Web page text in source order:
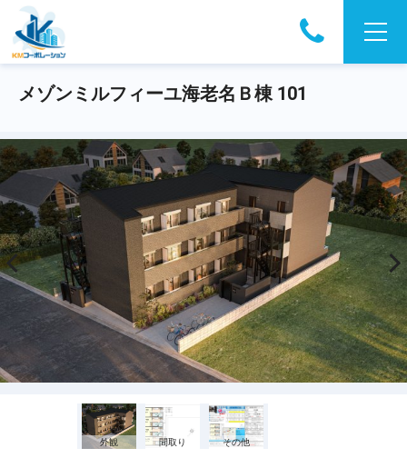
メゾンミルフィーユ海老名Ｂ棟 101
外観 間取り その他